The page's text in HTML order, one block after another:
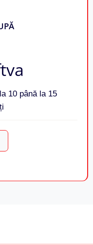
10 până la 15